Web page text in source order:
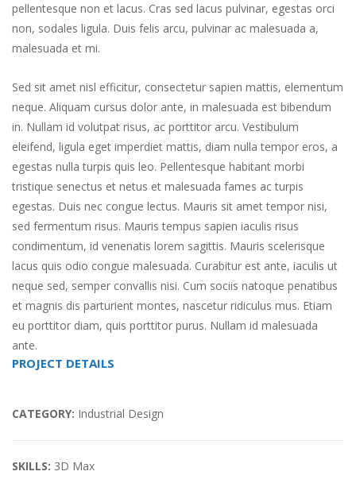
pellentesque non et lacus. Cras sed lacus pulvinar, egestas orci
non, sodales ligula. Duis felis arcu, pulvinar ac malesuada a,
malesuada et mi.
Sed sit amet nisl efficitur, consectetur sapien mattis, elementum
neque. Aliquam cursus dolor ante, in malesuada est bibendum
in. Nullam id volutpat risus, ac porttitor arcu. Vestibulum
eleifend, ligula eget imperdiet mattis, diam nulla tempor eros, a
egestas nulla turpis quis leo. Pellentesque habitant morbi
tristique senectus et netus et malesuada fames ac turpis
egestas. Duis nec congue lectus. Mauris sit amet tempor nisi,
sed fermentum risus. Mauris tempus sapien iaculis risus
condimentum, id venenatis lorem sagittis. Mauris scelerisque
lacus quis odio congue malesuada. Curabitur est ante, iaculis ut
neque sed, semper convallis nisi. Cum sociis natoque penatibus
et magnis dis parturient montes, nascetur ridiculus mus. Etiam
eu porttitor diam, quis porttitor purus. Nullam id malesuada
ante.
PROJECT DETAILS
CATEGORY: Industrial Design
SKILLS: 3D Max